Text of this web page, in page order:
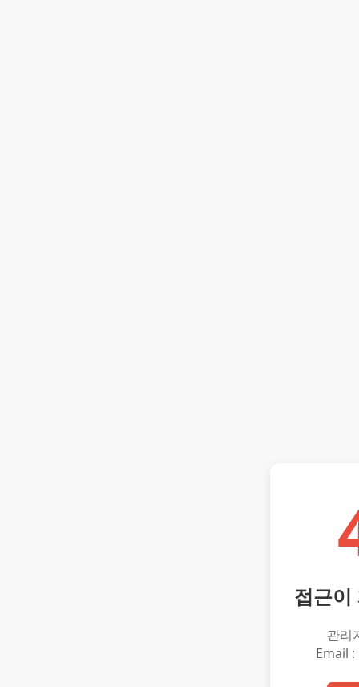
접근이
관리
Email